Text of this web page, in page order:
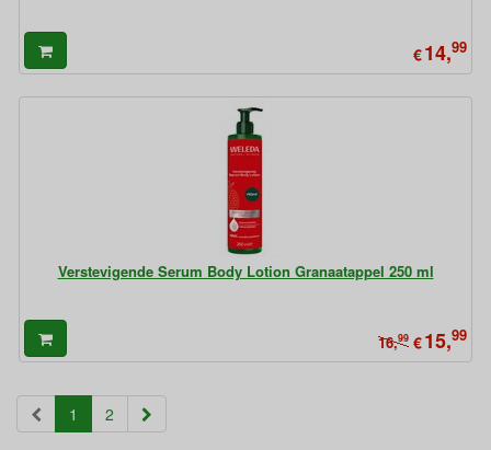
€14,99
Verstevigende Serum Body Lotion Granaatappel 250 ml
16,99 €15,99
1 (current)
2